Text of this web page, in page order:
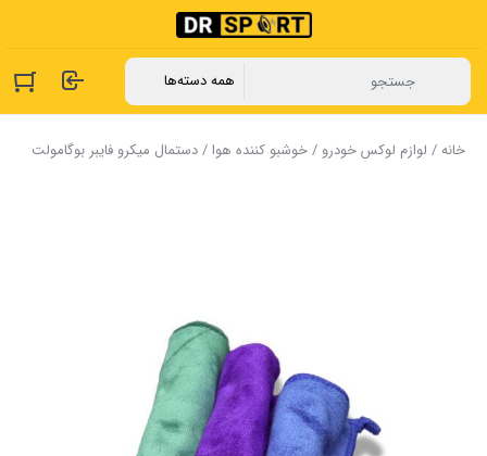
خانه/ لوازم لوکس خودرو /خوشبو کننده هوا/ دستمال میکرو فایبر بوگامولت